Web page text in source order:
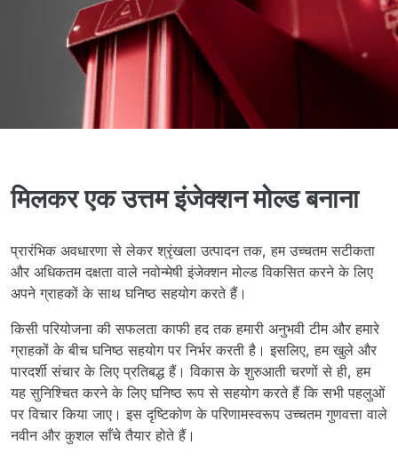
मिलकर एक उत्तम इंजेक्शन मोल्ड बनाना
प्रारंभिक अवधारणा से लेकर श्रृंखला उत्पादन तक, हम उच्चतम सटीकता
और अधिकतम दक्षता वाले नवोन्मेषी इंजेक्शन मोल्ड विकसित करने के लिए
अपने ग्राहकों के साथ घनिष्ठ सहयोग करते हैं।
किसी परियोजना की सफलता काफी हद तक हमारी अनुभवी टीम और हमारे
ग्राहकों के बीच घनिष्ठ सहयोग पर निर्भर करती है। इसलिए, हम खुले और
पारदर्शी संचार के लिए प्रतिबद्ध हैं। विकास के शुरुआती चरणों से ही, हम
यह सुनिश्चित करने के लिए घनिष्ठ रूप से सहयोग करते हैं कि सभी पहलुओं
पर विचार किया जाए। इस दृष्टिकोण के परिणामस्वरूप उच्चतम गुणवत्ता वाले
नवीन और कुशल साँचे तैयार होते हैं।